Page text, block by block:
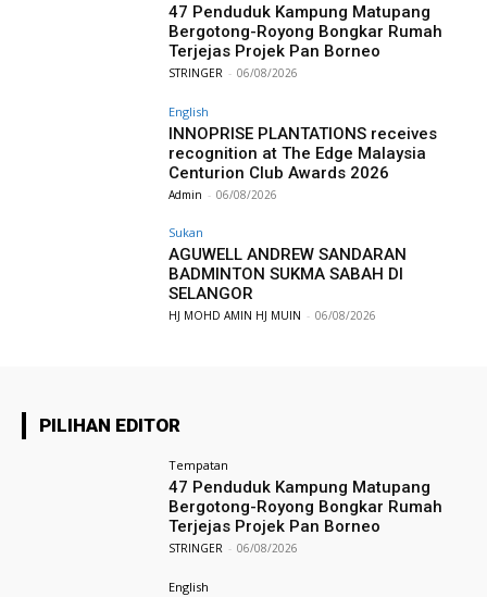
47 Penduduk Kampung Matupang
Bergotong-Royong Bongkar Rumah
Terjejas Projek Pan Borneo
STRINGER - 06/08/2026
English
INNOPRISE PLANTATIONS receives
recognition at The Edge Malaysia
Centurion Club Awards 2026
Admin - 06/08/2026
Sukan
AGUWELL ANDREW SANDARAN
BADMINTON SUKMA SABAH DI
SELANGOR
HJ MOHD AMIN HJ MUIN - 06/08/2026
PILIHAN EDITOR
Tempatan
47 Penduduk Kampung Matupang
Bergotong-Royong Bongkar Rumah
Terjejas Projek Pan Borneo
STRINGER - 06/08/2026
English